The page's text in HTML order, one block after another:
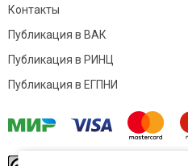
Контакты
Публикация в ВАК
Публикация в РИНЦ
Публикация в ЕГПНИ